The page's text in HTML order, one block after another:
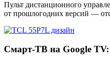
Пульт дистанционного
от прошлогодних версий —
Смарт-ТВ на Google TV: